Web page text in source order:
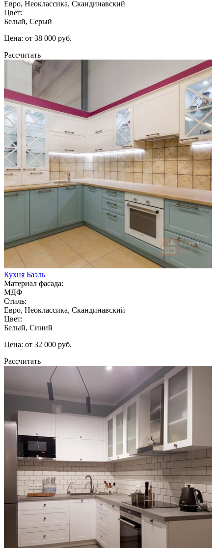
Евро, Неоклассика, Скандинавский
Цвет:
Белый, Серый
Цена: от 38 000 руб.
Рассчитать
Кухня Баэль
Материал фасада:
МДФ
Стиль:
Евро, Неоклассика, Скандинавский
Цвет:
Белый, Синий
Цена: от 32 000 руб.
Рассчитать